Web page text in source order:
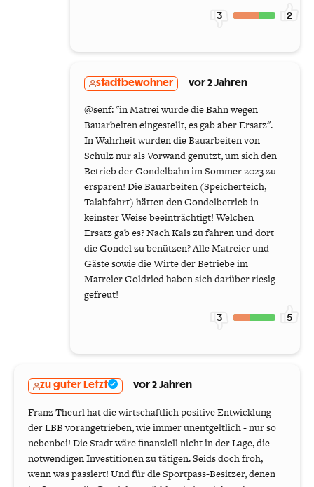
3 2
stadtbewohner vor 2 Jahren
@senf: "in Matrei wurde die Bahn wegen
Bauarbeiten eingestellt, es gab aber Ersatz".
In Wahrheit wurden die Bauarbeiten von
Schulz nur als Vorwand genutzt, um sich den
Betrieb der Gondelbahn im Sommer 2023 zu
ersparen! Die Bauarbeiten (Speicherteich,
Talabfahrt) hätten den Gondelbetrieb in
keinster Weise beeinträchtigt! Welchen
Ersatz gab es? Nach Kals zu fahren und dort
die Gondel zu benützen? Alle Matreier und
Gäste sowie die Wirte der Betriebe im
Matreier Goldried haben sich darüber riesig
gefreut!
3 5
zu guter Letzt vor 2 Jahren
Franz Theurl hat die wirtschaftlich positive Entwicklung
der LBB vorangetrieben, wie immer unentgeltlich - nur so
nebenbei! Die Stadt wäre finanziell nicht in der Lage, die
notwendigen Investitionen zu tätigen. Seids doch froh,
wenn was passiert! Und für die Sportpass-Besitzer, denen